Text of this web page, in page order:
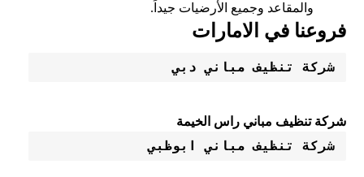
والمقاعد وجميع الأرضيات جيداً.
فروعنا في الامارات
شركة تنظيف مباني دبي
شركة تنظيف مباني راس الخيمة
شركة تنظيف مباني ابوظبي